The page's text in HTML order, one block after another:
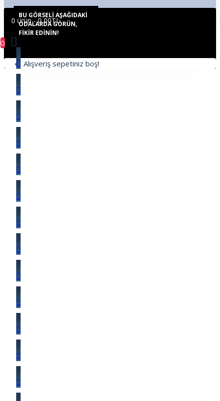
0 ürün - 0,00TL
0
Alışveriş sepetiniz boş!
BU GÖRSELI AŞAĞIDAKI
ODALARDA GÖRÜN,
FIKIR EDININ!